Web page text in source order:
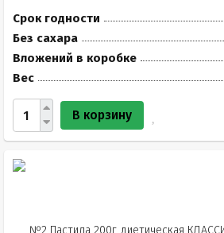
Срок годности
Без сахара
Вложений в коробке
Вес
В корзину